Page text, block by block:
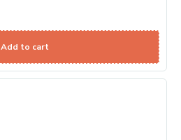
Add to cart